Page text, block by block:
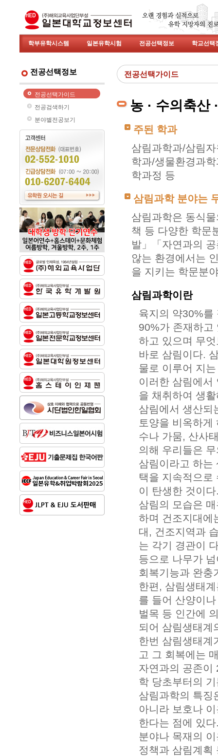
학부유학시스템 일본유학시험 전공선택정보 학교선택
전공선택정보
전공선택가이드
전공검색하기
분야별전공보기
전공선택가이드
농 · 수의축산
주된 학과
삼림과학과/삼림
학과/생물환경과
학과정 등
삼림과학 분야는
삼림과학은 동식
책 등 다양한 학문
발」「자연과의
않는 환경에서는
을 지키는 학문분
삼림과학이란
육지의 약30%를
90%가 존재하고
하고 있으며 무
바로 삼림이다.
물로 이루어 지
이러한 삼림에서
을 채취하여 생
삼림에서 생산되
토양을 비옥하
수나 가뭄, 산사
의해 우리들은
삼림이라고 하는
택을 지속적으로
이 탄생한 것이다
삼림의 모습은
하며 건조지대에
대, 건조지역과
는 각기 경관이
등으로 나무가
회복기능과 완충
한편, 삼림생태
를 들어 산양이
벌목 등 인간에
되어 삼림생태계
한번 삼림생태계
고 그 회복에는
자연과의 공존이
학 당초부터의
삼림과학의 특징
아니라 보호나
한다는 점에 있
분야나 목재의
정책과 삼림계획